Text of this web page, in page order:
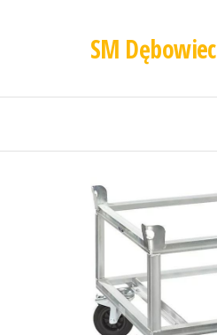
SM Dębowiec